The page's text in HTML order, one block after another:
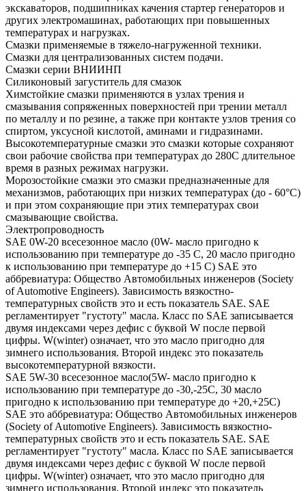
экскаваторов, подшипниках качения стартер генераторов и
других электромашинах, работающих при повышенных
температурах и нагрузках.
Смазки применяемые в тяжело-нагруженной техники.
Смазки для централизованных систем подачи.
Смазки серии ВНИИНП
Силиконовый загуститель для смазок
Химстойкие смазки применяются в узлах трения и
смазывания сопряженных поверхностей при трении металл
по металлу и по резине, а также при контакте узлов трения со
спиртом, уксусной кислотой, аминами и гидразинами.
Высокотемпературные смазки это смазки которые сохраняют
свои рабочие свойства при температурах до 280С длительное
время в разных режимах нагрузки.
Морозостойкие смазки это смазки предназначенные для
механизмов, работающих при низких температурах (до - 60°С)
и при этом сохраняющие при этих температурах свои
смазывающие свойства.
Электропроводность
SAE 0W-20 всесезонное масло (0W- масло пригодно к
использованию при температуре до -35 С, 20 масло пригодно
к использованию при температуре до +15 С) SAE это
аббревиатура: Общество Автомобильных инженеров (Society
of Automotive Engineers). Зависимость вязкостно-
температурных свойств это и есть показатель SAE. SAE
регламентирует "густоту" масла. Класс по SAE записывается
двумя индексами через дефис с буквой W после первой
цифры. W(winter) означает, что это масло пригодно для
зимнего использования. Второй индекс это показатель
высокотемпературной вязкости.
SAE 5W-30 всесезонное масло(5W- масло пригодно к
использованию при температуре до -30,-25С, 30 масло
пригодно к использованию при температуре до +20,+25С)
SAE это аббревиатура: Общество Автомобильных инженеров
(Society of Automotive Engineers). Зависимость вязкостно-
температурных свойств это и есть показатель SAE. SAE
регламентирует "густоту" масла. Класс по SAE записывается
двумя индексами через дефис с буквой W после первой
цифры. W(winter) означает, что это масло пригодно для
зимнего использования. Второй индекс это показатель